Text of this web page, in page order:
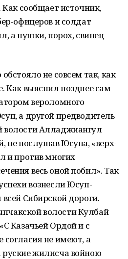
Как сообщает источник,
офицеров и солдат
а пушки, порох, свинец
не совсем так, как
Как выяснил позднее сам
вероломного
а другой предводитель
волости Алладжиангул
не послушав Юсупа, «верх-
и против многих
весь оной побил». Так
вознесли Юсуп-
Сибирской дороги.
волости Кулбай
Казачьей Ордой и с
согласия не имеют, а
жилисча войною